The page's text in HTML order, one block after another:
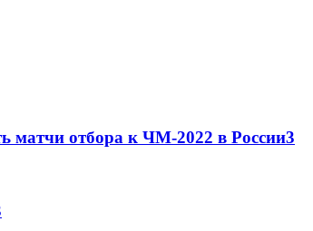
матчи отбора к ЧМ-2022 в России3